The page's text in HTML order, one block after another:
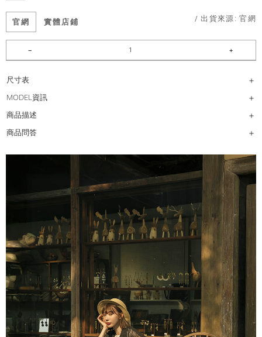
官網 實體店鋪 / 出貨來源:官網
尺寸表
MODEL資訊
商品描述
商品問答